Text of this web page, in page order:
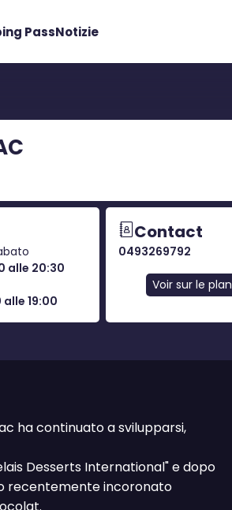
PassNotizie
alle 20:30
alle 19:00
Contact
0493269792
Voir sur le plan
ha continuato a svilupparsi,
Desserts International" e dopo
recentemente incoronato